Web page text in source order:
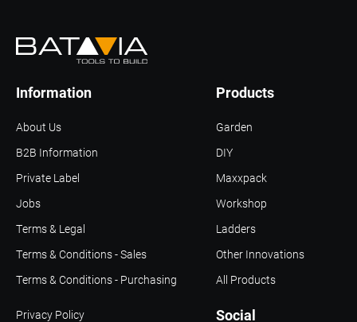
Products
Social
About Us
Information
B2B Information
Terms & Legal
Terms & Conditions - Sales
Terms & Conditions - Purchasing
Privacy Policy
Jobs
Private Label
Garden
DIY
Maxxpack
Workshop
Ladders
All Products
Other Innovations